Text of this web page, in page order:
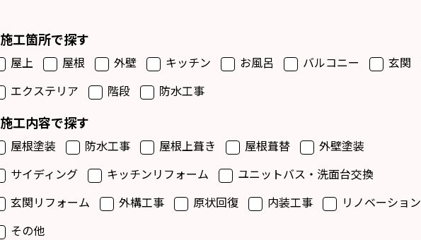
施工箇所で探す
エクステリア
お風呂
キッチン バルコニー
外壁
屋上 屋根
玄関
防水工事
階段
施工内容で探す
キッチンリフォーム
サイディング
その他
ユニットバス・洗面台交換
リノベーション
内装工事
原状回復
外壁塗装
外構工事
屋根上葺き
屋根塗装 屋根葺替
玄関リフォーム
防水工事